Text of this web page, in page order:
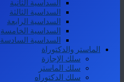
السداسية الثانية
السداسية الثالثة
السداسية الرابعة
السداسية الخامسة
السداسية السادسة
الماستر والدكتوراة
سلك الإجازة
سلك الماستر
سلك الدكتوراه